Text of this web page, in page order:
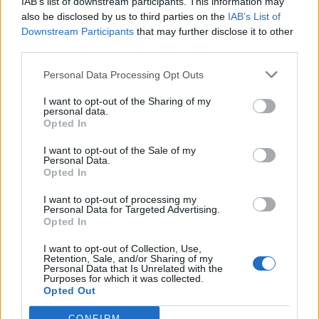
also be disclosed by us to third parties on the IAB’s List of
Downstream Participants that may further disclose it to other
Personal Data Processing Opt Outs
I want to opt-out of the Sharing of my
personal data.
Opted In
I want to opt-out of the Sale of my
Personal Data.
Opted In
I want to opt-out of processing my
Personal Data for Targeted Advertising.
Opted In
I want to opt-out of Collection, Use,
Retention, Sale, and/or Sharing of my
Personal Data that Is Unrelated with the
Purposes for which it was collected.
Opted Out
«Σαλπάρουμε για Γυμνάσιο!» από το ΚΕΣΑΝ Ηρακλείου
10:32
Κατερίνα Παπουτσάκη: Η καλοκαιρινή «πασαρέλα» με
Ηράκλειο: Κατήγγειλε τον πρώην της ότι την
παρακολουθούσε με GPS
10:30
τμήματος Νεάπολη - Άγιος Νικόλαος
Καρυστιανού για τις αποχωρήσεις: «Δεν μπορώ να δεχθώ
εκβιασμούς - Δεν ήταν όλοι καλοπροαίρετοι»
ΠΟΓΕΔΥ: Απάντηση στις επικρίσεις για το Antinero – «Η